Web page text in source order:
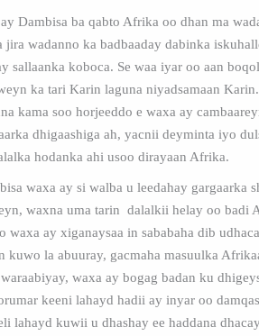
ay Dambisa ba qabto Afrika oo dhan ma
jira wadanno ka badbaaday dabinka
sallaanka koboca. Se waa iyar oo aan
ka tari Karin laguna niyadsamaan
kama soo horjeeddo e waxa ay
dhigaashiga ah, yacnii deyminta iyo
hodanka ahi usoo dirayaan Afrika.
waxa ay si walba u leedahay gargaarka
waxna uma tarin dalalkii helay oo badi
waxa ay xiganaysaa in sababaha dib
kuwo la abuuray, gacmaha masuulka
waxa ay bogag badan ku
keeni lahayd hadii ay inyar oo
lahayd kuwii u dhashay ee haddana